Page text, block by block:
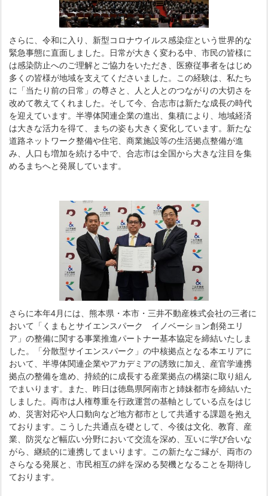
さらに、令和に入り、新型コロナウイルス感染症という世界的な
緊急事態に直面しました。日常が大きく変わる中、市民の皆様に
は感染防止へのご理解とご協力をいただき、医療従事者をはじめ
多くの皆様が地域を支えてくださいました。この経験は、私たち
に「当たり前の日常」の尊さと、人と人とのつながりの大切さを
改めて教えてくれました。そして今、合志市は新たな成長の時代
を迎えています。半導体関連企業の進出、集積により、地域経済
は大きな活力を得て、まちの姿も大きく変化しています。新たな
道路ネットワーク整備や住宅、商業施設等の生活拠点整備が進
み、人口も増加を続ける中で、合志市は全国から大きな注目を集
めるまちへと発展しています。
さらに本年4月には、熊本県・本市・三井不動産株式会社の三者に
おいて「くまもとサイエンスパーク イノベーション創発エリ
ア」の整備に関する事業推進パートナー基本協定を締結いたしま
した。「分散型サイエンスパーク」の中核拠点となる本エリアに
おいて、半導体関連企業やアカデミアの誘致に加え、産官学連携
拠点の整備を進め、持続的に成長する産業拠点の構築に取り組ん
でまいります。また、昨日は徳島県阿南市と姉妹都市を締結いた
しました。両市は人権尊重を行政運営の基軸としている点をはじ
め、災害対応や人口動向など地方都市として共通する課題を抱え
ております。こうした共通点を礎として、今後は文化、教育、産
業、防災など幅広い分野において交流を深め、互いに学び合いな
がら、継続的に連携してまいります。この新たなご縁が、両市の
さらなる発展と、市民相互の絆を深める契機となることを期待し
ております。